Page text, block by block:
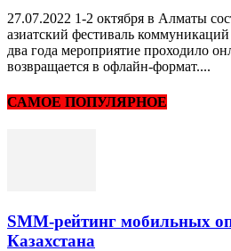
27.07.2022 1-2 октября в Алматы
азиатский фестиваль
два года мероприятие проходило
возвращается в офлайн-формат....
САМОЕ ПОПУЛЯРНОЕ
SMM-рейтинг мобильных
Казахстана